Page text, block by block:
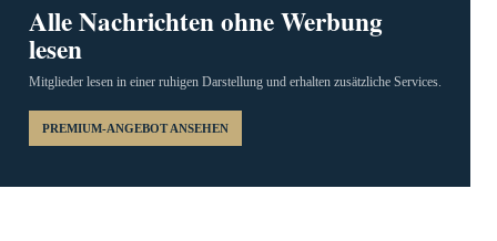
Alle Nachrichten ohne Werbung
lesen
Mitglieder lesen in einer ruhigen Darstellung und erhalten zusätzliche Services.
PREMIUM-ANGEBOT ANSEHEN